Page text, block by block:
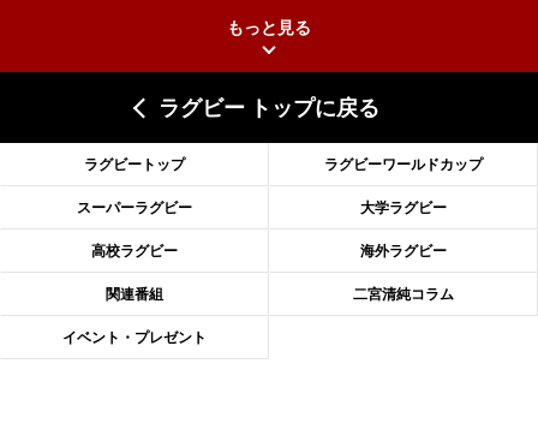
2026年6月18日(木)更新
滑川剛人レフリー、早過ぎる引退「27年W杯の主審、遠のいた夢」
2026年6月11日(木)更新
神戸、リーグワン初優勝の道のりデイブ・レニーHCの功績と財産
2026年6月4日(木)更新
“泣き虫先生”こと山口良治氏死去「信は力なり」骨太の教育方針
もっと見る
ラグビー トップに戻る
ラグビートップ ラグビーワールドカップ
スーパーラグビー 大学ラグビー
高校ラグビー 海外ラグビー
関連番組 二宮清純コラム
イベント・プレゼント